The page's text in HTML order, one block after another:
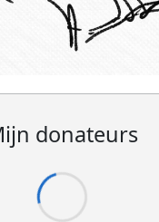
donateurs